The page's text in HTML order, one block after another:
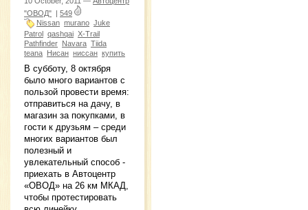
"ОВОД"
549
Nissan murano Juke
Patrol
qashqai X-Trail
Pathfinder Navara Tiida
teana
Нисан ниссан купить
В субботу, 8 октября
было много вариантов с
пользой провести время:
отправиться на дачу, в
магазин за покупками, в
гости к друзьям – среди
многих вариантов был
полезный и
увлекательный способ -
приехать в Автоцентр
«ОВОД» на 26 км МКАД,
чтобы протестировать